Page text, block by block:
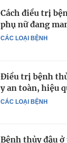
CÁC LOẠI BỆNH
Cách điều trị
phụ nữ đang
CÁC LOẠI BỆNH
Điều trị bệnh
y an toàn, hiệu
Bệnh thủy đậu